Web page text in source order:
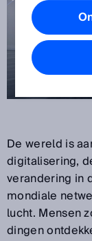
De wereld is
digitalisering,
verandering in
mondiale
lucht. Mensen
dingen